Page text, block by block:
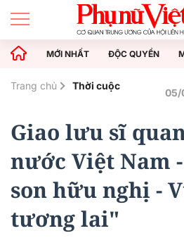
MỚI NHẤT ĐỘC QUYỀN
Trang chủ Thời cuộc
05/
Giao lưu sĩ
nước Việt Nam
son hữu nghị -
tương lai"